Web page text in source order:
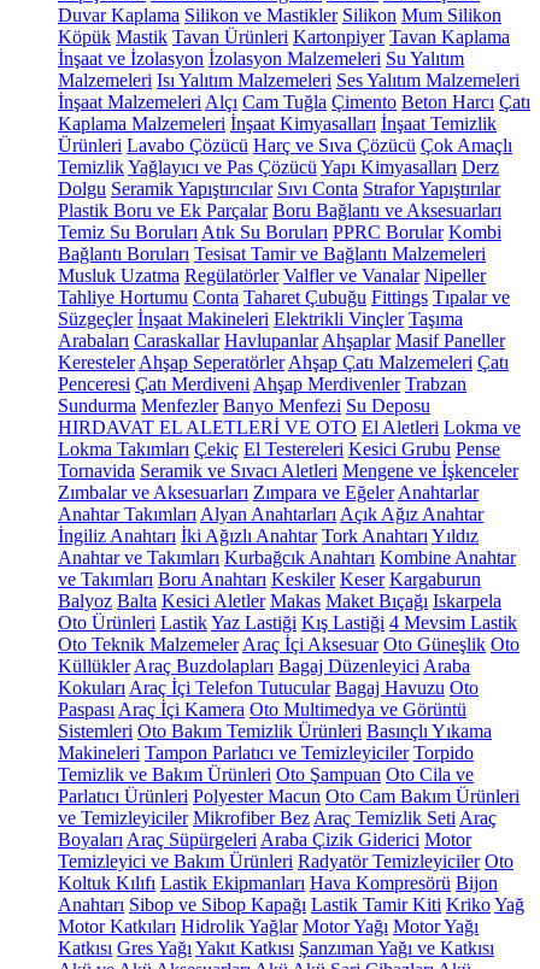
Duvar Kaplama Silikon ve Mastikler Silikon Mum Silikon
Köpük Mastik Tavan Ürünleri Kartonpiyer Tavan Kaplama
İnşaat ve İzolasyon İzolasyon Malzemeleri Su Yalıtım
Malzemeleri Isı Yalıtım Malzemeleri Ses Yalıtım Malzemeleri
İnşaat Malzemeleri Alçı Cam Tuğla Çimento Beton Harcı Çatı
Kaplama Malzemeleri İnşaat Kimyasalları İnşaat Temizlik
Ürünleri Lavabo Çözücü Harç ve Sıva Çözücü Çok Amaçlı
TemizlikYağlayıcı ve Pas Çözücü Yapı Kimyasalları Derz
Dolgu Seramik Yapıştırıcılar Sıvı Conta Strafor Yapıştırılar
Plastik Boru ve Ek Parçalar Boru Bağlantı ve Aksesuarları
Temiz Su Boruları Atık Su Boruları PPRC Borular Kombi
Bağlantı Boruları Tesisat Tamir ve Bağlantı Malzemeleri
Musluk Uzatma Regülatörler Valfler ve Vanalar Nipeller
Tahliye Hortumu Conta Taharet Çubuğu Fittings Tıpalar ve
Süzgeçler İnşaat Makineleri Elektrikli Vinçler Taşıma
Arabaları Caraskallar Havlupanlar Ahşaplar Masif Paneller
Keresteler Ahşap Seperatörler Ahşap Çatı Malzemeleri Çatı
Penceresi Çatı Merdiveni Ahşap Merdivenler Trabzan
Sundurma Menfezler Banyo Menfezi Su Deposu
HIRDAVAT EL ALETLERİ VE OTO El Aletleri Lokma ve
Lokma Takımları Çekiç El Testereleri Kesici Grubu Pense
Tornavida Seramik ve Sıvacı Aletleri Mengene ve İşkenceler
Zımbalar ve Aksesuarları Zımpara ve Eğeler Anahtarlar
Anahtar Takımları Alyan Anahtarları Açık Ağız Anahtar
İngiliz Anahtarı İki Ağızlı Anahtar Tork Anahtarı Yıldız
Anahtar ve Takımları Kurbağcık Anahtarı Kombine Anahtar
ve Takımları Boru Anahtarı Keskiler Keser Kargaburun
Balyoz Balta Kesici Aletler Makas Maket Bıçağı Iskarpela
Oto Ürünleri LastikYaz Lastiği Kış Lastiği 4 Mevsim Lastik
Oto Teknik Malzemeler Araç İçi Aksesuar Oto Güneşlik Oto
Küllükler Araç Buzdolapları Bagaj Düzenleyici Araba
Kokuları Araç İçi Telefon Tutucular Bagaj Havuzu Oto
Paspası Araç İçi Kamera Oto Multimedya ve Görüntü
Sistemleri Oto Bakım Temizlik Ürünleri Basınçlı Yıkama
Makineleri Tampon Parlatıcı ve Temizleyiciler Torpido
Temizlik ve Bakım Ürünleri Oto Şampuan Oto Cila ve
Parlatıcı Ürünleri Polyester Macun Oto Cam Bakım Ürünleri
ve Temizleyiciler Mikrofiber Bez Araç Temizlik Seti Araç
Boyaları Araç Süpürgeleri Araba Çizik Giderici Motor
Temizleyici ve Bakım Ürünleri Radyatör Temizleyiciler Oto
Koltuk Kılıfı Lastik Ekipmanları Hava Kompresörü Bijon
Anahtarı Sibop ve Sibop Kapağı Lastik Tamir Kiti KrikoYağ
Motor Katkıları Hidrolik Yağlar Motor Yağı Motor Yağı
Katkısı Gres Yağı Yakıt Katkısı Şanzıman Yağı ve Katkısı